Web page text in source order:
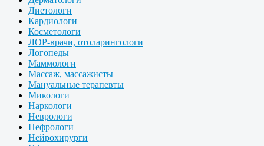
Диетологи
Кардиологи
Косметологи
ЛОР-врачи, отоларингологи
Логопеды
Маммологи
Массаж, массажисты
Мануальные терапевты
Микологи
Наркологи
Неврологи
Нефрологи
Нейрохирурги